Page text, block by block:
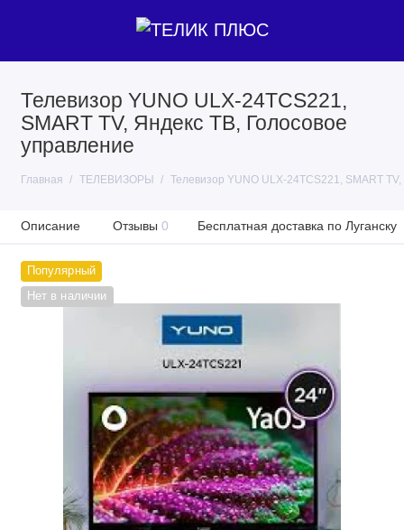
Телевизор YUNO ULX-24TCS221,
SMART TV, Яндекс ТВ, Голосовое
управление
Главная ТЕЛЕВИЗОРЫ Телевизор YUNO ULX-24TCS221, SMART
Описание Отзывы 0 Бесплатная доставка по Луганску
Популярный
Нет в наличии